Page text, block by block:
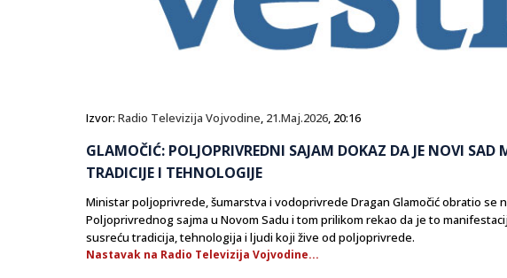
Izvor: Radio Televizija Vojvodine, 21.Maj.2026, 20:16
GLAMOČIĆ: POLJOPRIVREDNI SAJAM DOKAZ DA JE NOVI SAD
TRADICIJE I TEHNOLOGIJE
Ministar poljoprivrede, šumarstva i vodoprivrede Dragan Glamočić obratio se
Poljoprivrednog sajma u Novom Sadu i tom prilikom rekao da je to
susreću tradicija, tehnologija i ljudi koji žive od poljoprivrede.
Nastavak na Radio Televizija Vojvodine...